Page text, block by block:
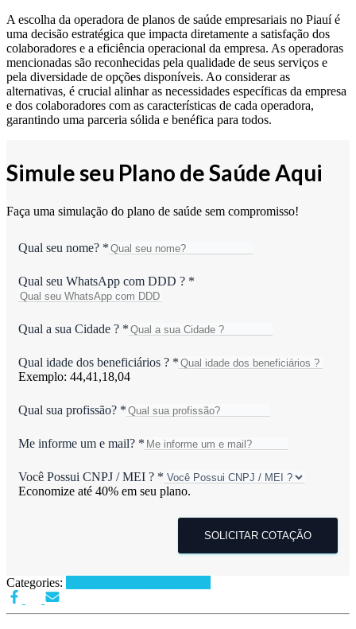
A escolha da operadora de planos de saúde empresariais no Piauí é
uma decisão estratégica que impacta diretamente a satisfação dos
colaboradores e a eficiência operacional da empresa. As operadoras
mencionadas são reconhecidas pela qualidade de seus serviços e
pela diversidade de opções disponíveis. Ao considerar as
alternativas, é crucial alinhar as necessidades específicas da empresa
e dos colaboradores com as características de cada operadora,
garantindo uma parceria sólida e benéfica para todos.
Simule seu Plano de Saúde Aqui
Faça uma simulação do plano de saúde sem compromisso!
Qual seu nome? *
Qual seu WhatsApp com DDD ? *
Qual a sua Cidade ? *
Qual idade dos beneficiários ? *
Exemplo: 44,41,18,04
Qual sua profissão? *
Me informe um e mail? *
Você Possui CNPJ / MEI ? *
Economize até 40% em seu plano.
SOLICITAR COTAÇÃO
Categories: